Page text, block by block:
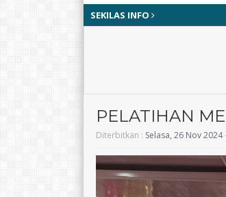
SEKILAS INFO
PELATIHAN
Diterbitkan : Selasa, 26 Nov 2024